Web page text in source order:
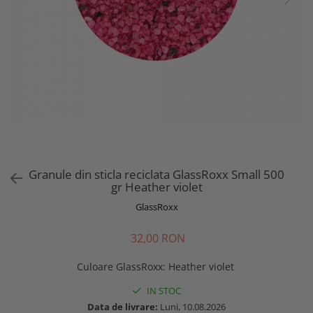
Granule din sticla reciclata GlassRoxx Small 500
gr Heather violet
GlassRoxx
32,00 RON
Culoare GlassRoxx: Heather violet
IN STOC
Data de livrare: Luni, 10.08.2026